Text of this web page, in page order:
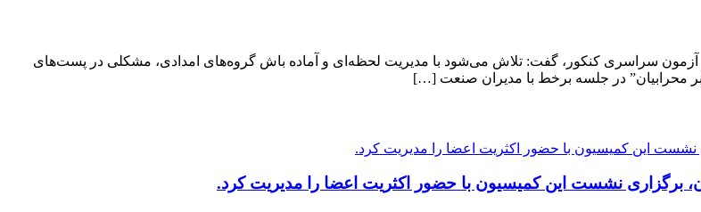
خانگی و برگزاری آزمون سراسری کنکور، گفت: تلاش می‌شود با مدیریت لحظه‌ای و آماده باش گروه‌های امدادی، مشکلی در پست‌های
محرابیان” در جلسه برخط با مدیران صنعت […]
برگزاری نشست این کمیسیون با حضور اکثریت اعضا را مدیریت کرد.